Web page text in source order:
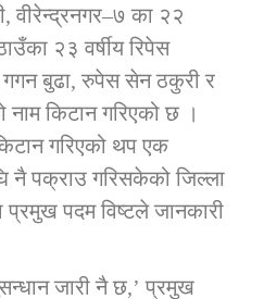
वीरेन्द्रनगर–७ का २२
२३ वर्षीय रिपेस
गगन बुढा, रुपेस सेन ठकुरी र
नाम किटान गरिएको छ ।
गरिएको थप एक
नै पक्राउ गरिसकेको जिल्ला
प्रमुख पदम विष्टले जानकारी
जारी नै छ,’ प्रमुख